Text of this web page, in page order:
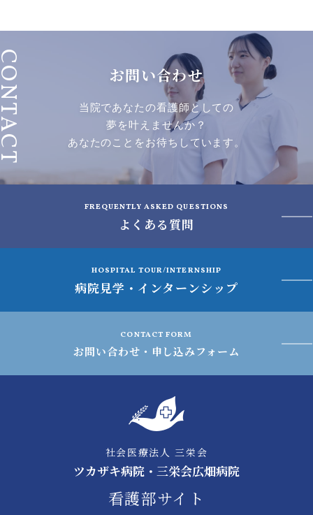
お問い合わせ
当院であなたの看護師としての
夢を叶えませんか？
あなたのことをお待ちしています。
FREQUENTLY ASKED QUESTIONS
よくある質問
HOSPITAL TOUR/INTERNSHIP
病院見学・インターンシップ
CONTACT FORM
お問い合わせ・申し込みフォーム
社会医療法人 三栄会
ツカザキ病院・三栄会広畑病院
看護部サイト